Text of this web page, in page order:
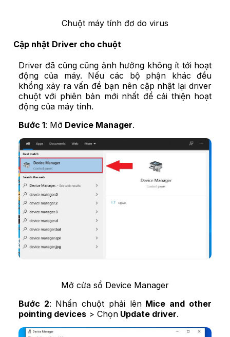
Chuột máy tính đơ do virus
Cập nhật Driver cho chuột
Driver đã cũng cũng ảnh hưởng không ít tới hoạt
động của máy. Nếu các bộ phận khác đều
khổng xảy ra vấn đề bạn nên cập nhật lại driver
chuột với phiên bản mới nhất để cải thiện hoạt
động của máy tính.
Bước 1: Mở Device Manager.
Mở cửa sổ Device Manager
Bước 2: Nhấn chuột phải lênMice and other
pointing devices > Chọn Update driver.